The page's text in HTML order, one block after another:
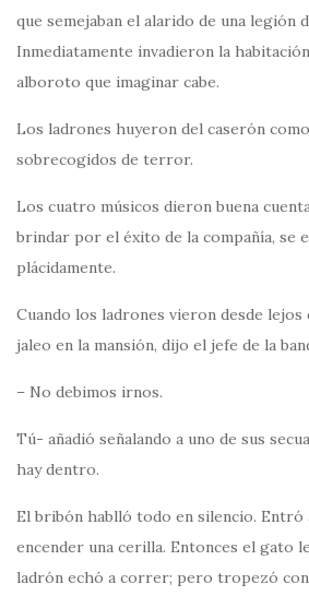
que semejaban el alarido de una legión
Inmediatamente invadieron la
alboroto que imaginar cabe.
Los ladrones huyeron del caserón
sobrecogidos de terror.
Los cuatro músicos dieron buena
brindar por el éxito de la compañía, se
plácidamente.
Cuando los ladrones vieron desde lejos
jaleo en la mansión, dijo el jefe de la
– No debimos irnos.
Tú- añadió señalando a uno de sus
hay dentro.
El bribón hablló todo en silencio. Entró
encender una cerilla. Entonces el gato
ladrón echó a correr; pero tropezó